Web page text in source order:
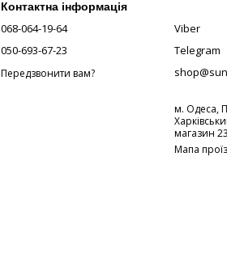
Контактна інформація
068-064-19-64
050-693-67-23
Передзвонити вам?
Viber
Telegram
м. Одеса,
магазин
Мапа